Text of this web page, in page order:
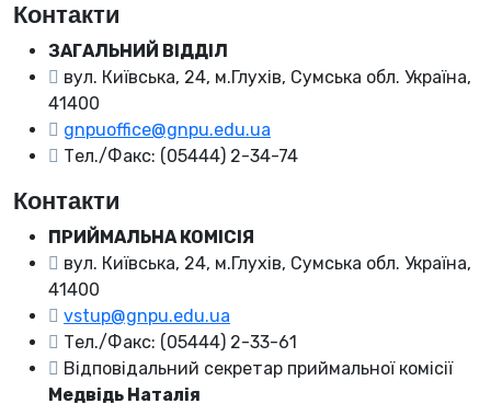
Контакти
ЗАГАЛЬНИЙ ВІДДІЛ
вул. Київська, 24, м.Глухів, Сумська обл. Україна,
41400
gnpuoffice@gnpu.edu.ua
Тел./Факс: (05444) 2-34-74
Контакти
ПРИЙМАЛЬНА КОМІСІЯ
вул. Київська, 24, м.Глухів, Сумська обл. Україна,
41400
vstup@gnpu.edu.ua
Тел./Факс: (05444) 2-33-61
Відповідальний секретар приймальної комісії
Медвідь Наталія